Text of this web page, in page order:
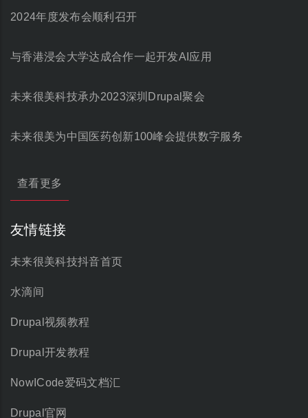
2024年度发布会顺利召开
与香港浸会大学达成合作一起开发AI应用
未来很美科技承办2023深圳Drupal聚会
未来很美为中国医药创新100峰会提供数字服务
查看更多
友情链接
未来很美科技抖音首页
水滴间
Drupal视频教程
Drupal开发教程
NowICode爱码文档汇
Drupal官网